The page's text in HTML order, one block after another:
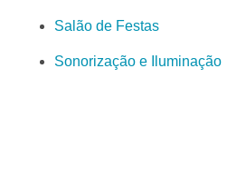
Salão de Festas
Sonorização e Iluminação